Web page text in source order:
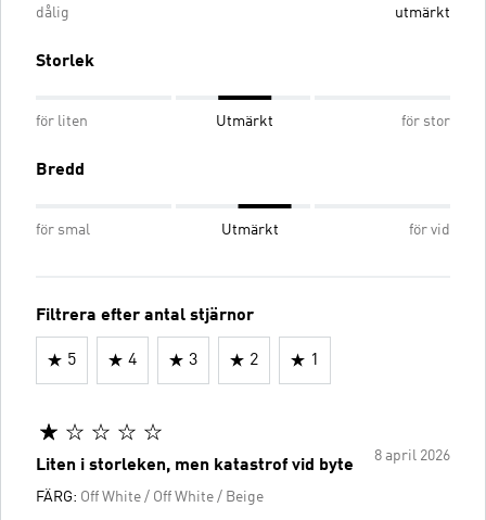
dålig utmärkt
Storlek
för liten Utmärkt för stor
Bredd
för smal Utmärkt för vid
Filtrera efter antal stjärnor
5 4 3 2 1
8 april 2026
Liten i storleken, men katastrof vid byte
FÄRG: Off White / Off White / Beige